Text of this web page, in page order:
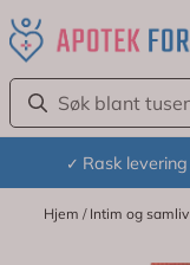
Hopp til innhold
✓ Rask levering
Hjem / Intim og samliv